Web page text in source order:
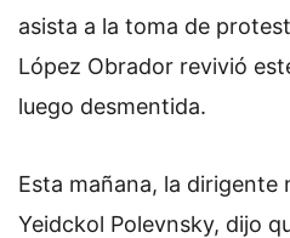
asista a la toma de
López Obrador revivió
luego desmentida.
Esta mañana, la dirigente
Yeidckol Polevnsky, dijo